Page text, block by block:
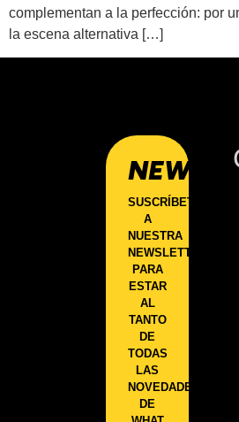
complementan a la perfección: por
la escena alternativa […]
SUSCRÍBETE
A
NUESTRA
NEWSLETTER
PARA
ESTAR
AL
TANTO
DE
TODAS
LAS
NOVEDADES
DE